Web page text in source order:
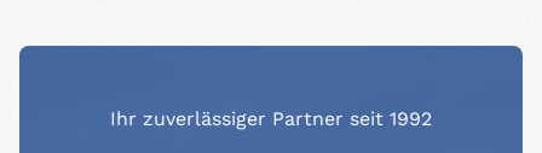
Ihr zuverlässiger Partner seit 1992